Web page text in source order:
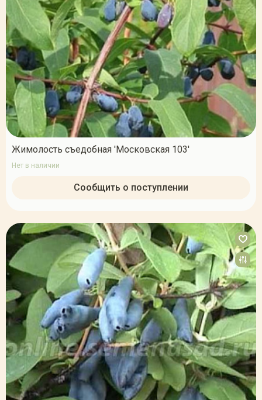
Жимолость съедобная 'Московская 103'
Нет в наличии
Сообщить о поступлении